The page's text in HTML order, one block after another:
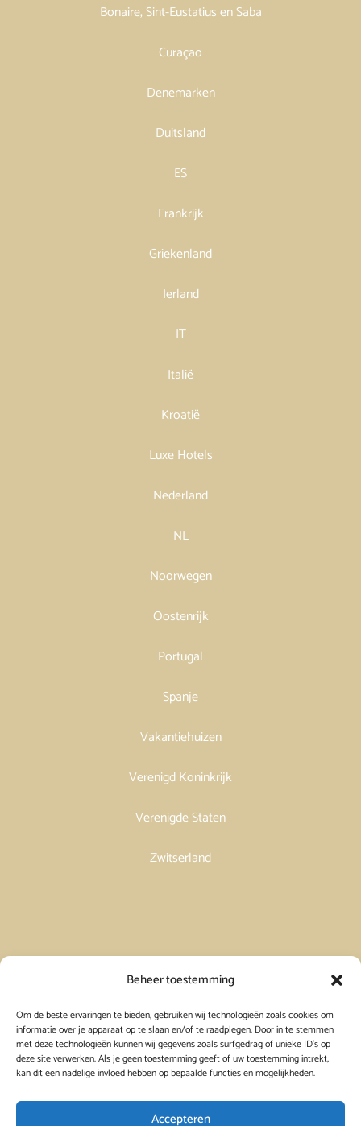
Beheer toestemming
Om de beste ervaringen te bieden, gebruiken wij technologieën zoals cookies om
informatie over je apparaat op te slaan en/of te raadplegen. Door in te stemmen
met deze technologieën kunnen wij gegevens zoals surfgedrag of unieke ID's op
deze site verwerken. Als je geen toestemming geeft of uw toestemming intrekt,
kan dit een nadelige invloed hebben op bepaalde functies en mogelijkheden.
Accepteren
Bonaire, Sint-Eustatius en Saba
Curaçao
Denemarken
Duitsland
ES
Frankrijk
Griekenland
Ierland
IT
Italië
Kroatië
Luxe Hotels
Nederland
NL
Noorwegen
Oostenrijk
Portugal
Spanje
Vakantiehuizen
Verenigd Koninkrijk
Verenigde Staten
Zwitserland
Vakantiehuis in Frankrijk huren
Vakantiehuis in Griekenland huren